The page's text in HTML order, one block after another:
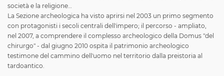
società e la religione…
La Sezione archeologica ha visto aprirsi nel 2003 un primo segmento
con protagonisti i secoli centrali dell'impero; il percorso - ampliato,
nel 2007, a comprendere il complesso archeologico della Domus "del
chirurgo" - dal giugno 2010 ospita il patrimonio archeologico
testimone del cammino dell'uomo nel territorio dalla preistoria al
tardoantico.